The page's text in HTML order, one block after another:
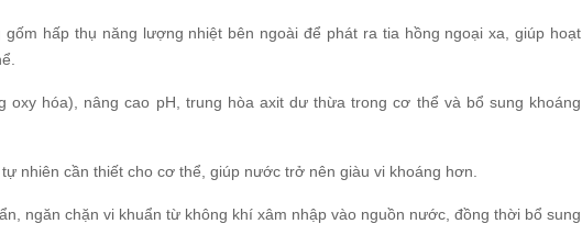
hấp thụ năng lượng nhiệt bên ngoài để phát ra tia hồng ngoại xa, giúp hoạt
oxy hóa), nâng cao pH, trung hòa axit dư thừa trong cơ thể và bổ sung khoáng
nhiên cần thiết cho cơ thể, giúp nước trở nên giàu vi khoáng hơn.
ngăn chặn vi khuẩn từ không khí xâm nhập vào nguồn nước, đồng thời bổ sung